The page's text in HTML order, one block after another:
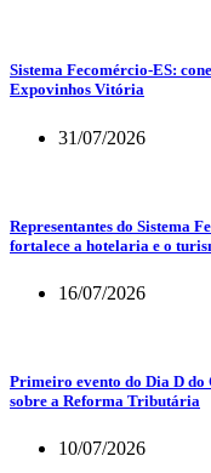
Sistema Fecomércio-ES:
Expovinhos Vitória
31/07/2026
Representantes do Sistema
fortalece a hotelaria e o
16/07/2026
Primeiro evento do Dia D do
sobre a Reforma Tributária
10/07/2026